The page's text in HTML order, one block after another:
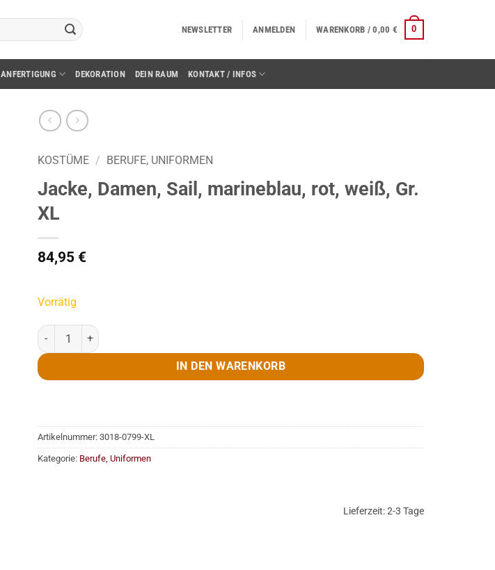
NEWSLETTER ANMELDEN WARENKORB /0,00 € 0
ANFERTIGUNG DEKORATION DEIN RAUM KONTAKT / INFOS
KOSTÜME / BERUFE, UNIFORMEN
Jacke, Damen, Sail, marineblau, rot, weiß, Gr.
XL
84,95 €
Vorrätig
Jacke, Damen, Sail, marineblau, rot, weiß, Gr. XL Menge
IN DEN WARENKORB
Artikelnummer: 3018-0799-XL
Kategorie: Berufe, Uniformen
Lieferzeit:2-3 Tage